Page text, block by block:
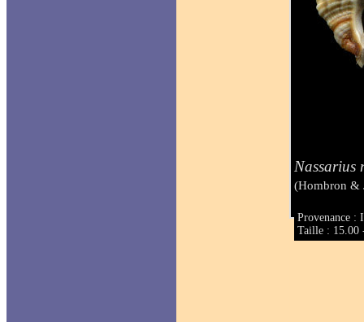
Nassarius
(Hombron &
Provenance :
Taille : 15.00